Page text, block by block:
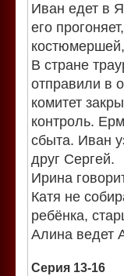
Иван едет в
его
В стране
отправили в
комитет
контроль.
сбыта. Иван
друг Сергей.
Ирина
Катя не
ребёнка,
Алина ведет
Серия 13-16